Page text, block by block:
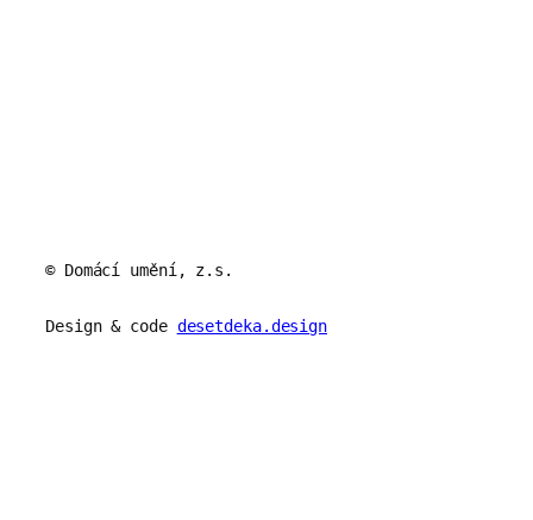
© Domácí umění, z.s.
Design & code desetdeka.design